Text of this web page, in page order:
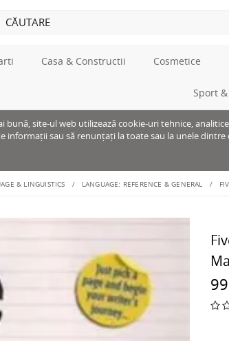
Casa & Constructii Cosmetice
Sport
bună, site-ul web utilizează cookie-uri tehnice,
informații sau să renunțați la toate sau la unele dintre
& LINGUISTICS LANGUAGE: REFERENCE & GENERAL